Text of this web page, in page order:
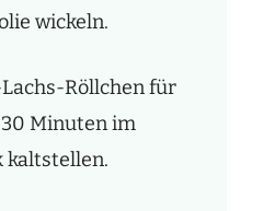
wickeln.
Röllchen für
Minuten im
kaltstellen.